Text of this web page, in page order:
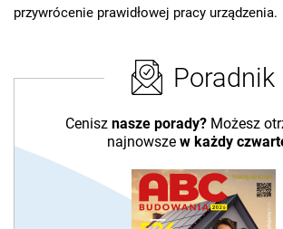
przywrócenie prawidłowej pracy urządzenia.
Poradnik
Cenisz nasze porady?Możesz
najnowsze w każdy